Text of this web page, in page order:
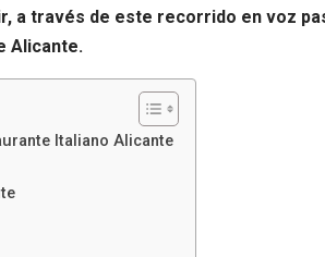
a través de este recorrido en voz
Alicante.
Italiano Alicante